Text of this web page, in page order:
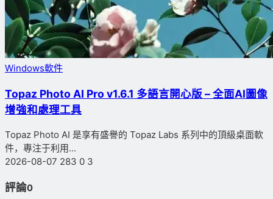
Windows軟件
Topaz Photo AI Pro v1.6.1 多語言開心版 – 全面AI圖像
增強和處理工具
Topaz Photo AI 是享有盛譽的 Topaz Labs 系列中的頂級桌面軟
件，專注于利用...
2026-08-07 283 0 3
評論0